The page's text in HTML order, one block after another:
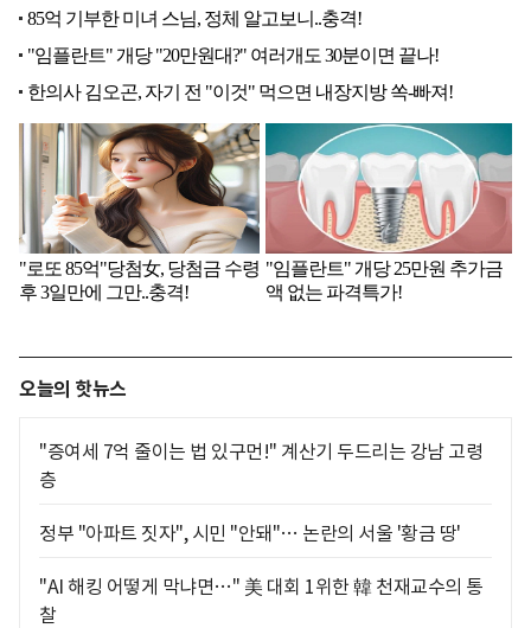
오늘의 핫뉴스
"증여세 7억 줄이는 법 있구먼!" 계산기 두드리는 강남 고령
층
정부 "아파트 짓자", 시민 "안돼"… 논란의 서울 '황금 땅'
"AI 해킹 어떻게 막냐면…" 美 대회 1위한 韓 천재교수의 통
찰